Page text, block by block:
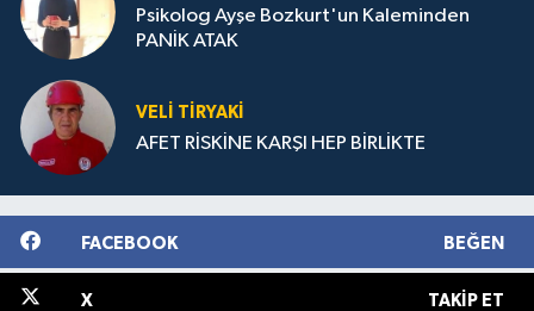
Psikolog Ayşe Bozkurt'un Kaleminden
PANİK ATAK
VELI TIRYAKI
AFET RİSKİNE KARŞI HEP BİRLİKTE
FACEBOOK BEĞEN
X TAKIP ET